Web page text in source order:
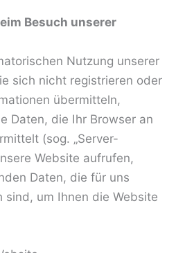
Besuch unserer
Nutzung unserer
sich nicht registrieren oder
übermitteln,
Daten, die Ihr Browser an
(sog. „Server-
Website aufrufen,
Daten, die für uns
um Ihnen die Website